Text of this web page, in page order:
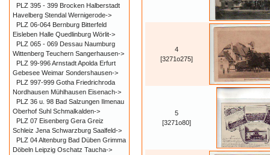
4
[3271o275]
5
[3271o80]
PLZ 395 - 399 Brocken Halberstadt
Havelberg Stendal Wernigerode->
PLZ 06-064 Bernburg Bitterfeld
Eisleben Halle Quedlinburg Wörlit->
PLZ 065 - 069 Dessau Naumburg
Wittenberg Teuchern Sangerhausen->
PLZ 99-996 Arnstadt Apolda Erfurt
Gebesee Weimar Sondershausen->
PLZ 997-999 Gotha Friedrichroda
Nordhausen Mühlhausen Eisenach->
PLZ 36 u. 98 Bad Salzungen Ilmenau
Oberhof Suhl Schmalkalden->
PLZ 07 Eisenberg Gera Greiz
Schleiz Jena Schwarzburg Saalfeld->
PLZ 04 Altenburg Bad Düben Grimma
Döbeln Leipzig Oschatz Taucha->